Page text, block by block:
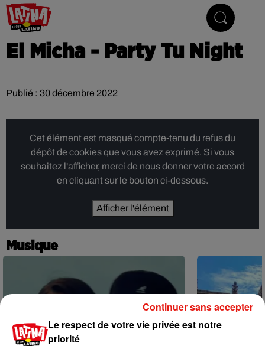
El Micha - Party Tu Night
Publié : 30 décembre 2022
Cet élément est masqué compte-tenu du refus du
dépôt de cookies que vous avez exprimé. Si vous
souhaitez l'afficher, merci de nous donner votre accord
en cliquant sur le bouton ci-dessous.
Afficher l'élément
Musique
Le respect de votre vie privée est notre
priorité
Continuer sans accepter